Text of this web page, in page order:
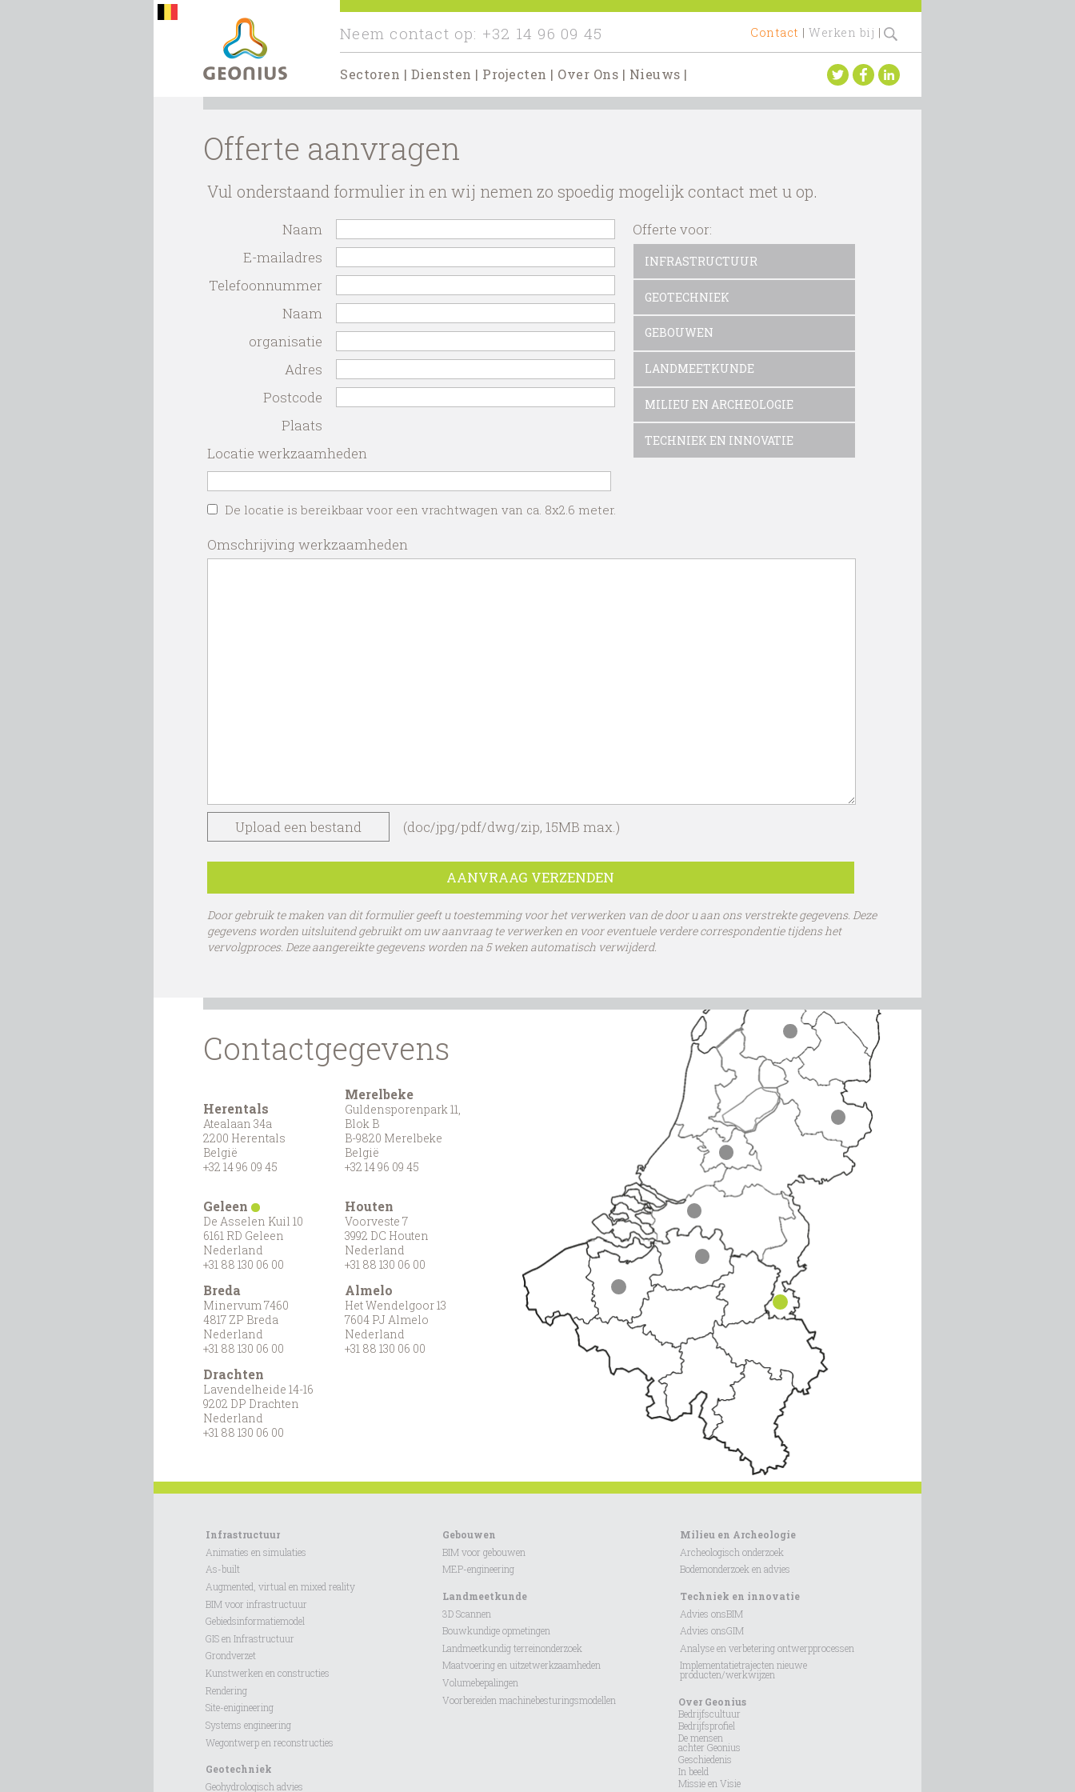
Neem contact op: +32 14 96 09 45 Contact |Werken bij |
Sectoren | Diensten | Projecten | Over Ons | Nieuws |
Offerte aanvragen
Vul onderstaand formulier in en wij nemen zo spoedig mogelijk contact met u op.
Offerte voor:
INFRASTRUCTUUR
GEOTECHNIEK
GEBOUWEN
LANDMEETKUNDE
MILIEU EN ARCHEOLOGIE
TECHNIEK EN INNOVATIE
Naam
E-mailadres
Telefoonnummer
Naam
organisatie
Adres
Postcode
Plaats
Locatie werkzaamheden
De locatie is bereikbaar voor een vrachtwagen van ca. 8x2.6 meter.
Omschrijving werkzaamheden
Upload een bestand (doc/jpg/pdf/dwg/zip, 15MB max.)
Door gebruik te maken van dit formulier geeft u toestemming voor het verwerken van de door u aan ons verstrekte gegevens. Deze
gegevens worden uitsluitend gebruikt om uw aanvraag te verwerken en voor eventuele verdere correspondentie tijdens het
vervolgproces. Deze aangereikte gegevens worden na 5 weken automatisch verwijderd.
Contactgegevens
Herentals
Atealaan 34a
2200 Herentals
België
+32 14 96 09 45
Merelbeke
Guldensporenpark 11,
Blok B
B-9820 Merelbeke
België
+32 14 96 09 45
Geleen
De Asselen Kuil 10
6161 RD Geleen
Nederland
+31 88 130 06 00
Houten
Voorveste 7
3992 DC Houten
Nederland
+31 88 130 06 00
Breda
Minervum 7460
4817 ZP Breda
Nederland
+31 88 130 06 00
Almelo
Het Wendelgoor 13
7604 PJ Almelo
Nederland
+31 88 130 06 00
Drachten
Lavendelheide 14-16
9202 DP Drachten
Nederland
+31 88 130 06 00
Infrastructuur
Animaties en simulaties
As-built
Augmented, virtual en mixed reality
BIM voor infrastructuur
Gebiedsinformatiemodel
GIS en Infrastructuur
Grondverzet
Kunstwerken en constructies
Rendering
Site-enigineering
Systems engineering
Wegontwerp en reconstructies
Geotechniek
Geohydrologisch advies
Gebouwen
BIM voor gebouwen
MEP-engineering
Landmeetkunde
3D Scannen
Bouwkundige opmetingen
Landmeetkundig terreinonderzoek
Maatvoering en uitzetwerkzaamheden
Volumebepalingen
Voorbereiden machinebesturingsmodellen
Milieu en Archeologie
Archeologisch onderzoek
Bodemonderzoek en advies
Techniek en innovatie
Advies onsBIM
Advies onsGIM
Analyse en verbetering ontwerpprocessen
Implementatietrajecten nieuwe
producten/werkwijzen
Over Geonius
Bedrijfscultuur
Bedrijfsprofiel
De mensen
achter Geonius
Geschiedenis
In beeld
Missie en Visie